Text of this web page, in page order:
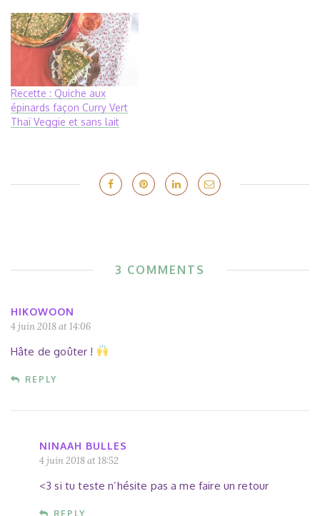
Recette : Quiche aux
épinards façon Curry Vert
Thaï Veggie et sans lait
3 COMMENTS
HIKOWOON
4 juin 2018 at 14:06
Hâte de goûter !
REPLY
NINAAH BULLES
4 juin 2018 at 18:52
<3 si tu teste n’hésite pas a me faire un retour
REPLY